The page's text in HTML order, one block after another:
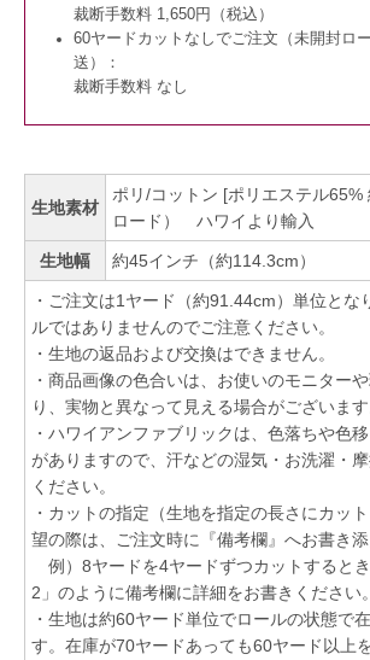
裁断手数料 1,650円（税込）
60ヤードカットなしでご注文（未開封ロ
送）：
裁断手数料 なし
生地素材
ポリ/コットン [ポリエステル65%
ロード） ハワイより輸入
生地幅 約45インチ（約114.3cm）
・ご注文は1ヤード（約91.44cm）単位とな
ルではありませんのでご注意ください。
・生地の返品および交換はできません。
・商品画像の色合いは、お使いのモニター
り、実物と異なって見える場合がございます
・ハワイアンファブリックは、色落ちや色
がありますので、汗などの湿気・お洗濯・
ください。
・カットの指定（生地を指定の長さにカッ
望の際は、ご注文時に『備考欄』へお書き添
例）8ヤードを4ヤードずつカットすると
2」のように備考欄に詳細をお書きください。
・生地は約60ヤード単位でロールの状態で
す。在庫が70ヤードあっても60ヤード以上